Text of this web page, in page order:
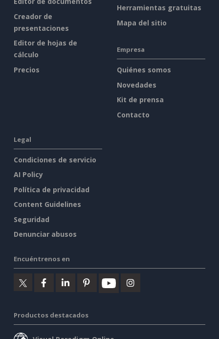
Creador de
presentaciones
Editor de hojas de
cálculo
Precios
Herramientas gratuitas
Mapa del sitio
Empresa
Quiénes somos
Novedades
Kit de prensa
Contacto
Legal
Condiciones de servicio
AI Policy
Política de privacidad
Content Guidelines
Seguridad
Denunciar abusos
Encuéntrenos en
Productos destacados